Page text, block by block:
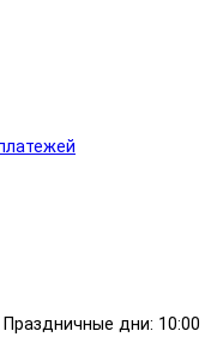
дни: 10:00